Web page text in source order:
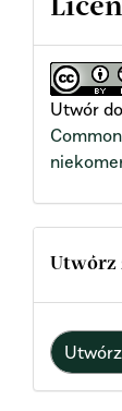
Utwór
Utwórz